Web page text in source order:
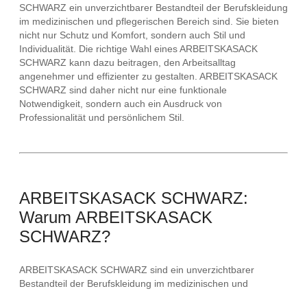
SCHWARZ ein unverzichtbarer Bestandteil der Berufskleidung
im medizinischen und pflegerischen Bereich sind. Sie bieten
nicht nur Schutz und Komfort, sondern auch Stil und
Individualität. Die richtige Wahl eines ARBEITSKASACK
SCHWARZ kann dazu beitragen, den Arbeitsalltag
angenehmer und effizienter zu gestalten. ARBEITSKASACK
SCHWARZ sind daher nicht nur eine funktionale
Notwendigkeit, sondern auch ein Ausdruck von
Professionalität und persönlichem Stil.
ARBEITSKASACK SCHWARZ:
Warum ARBEITSKASACK
SCHWARZ?
ARBEITSKASACK SCHWARZ sind ein unverzichtbarer
Bestandteil der Berufskleidung im medizinischen und